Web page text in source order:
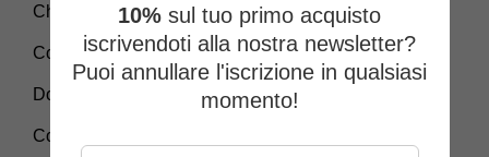
Chi siamo
Contattaci
Domande frequenti
Come si indossa la pettorina
10% sul tuo primo acquisto
iscrivendoti alla nostra newsletter?
Puoi annullare l'iscrizione in qualsiasi
momento!